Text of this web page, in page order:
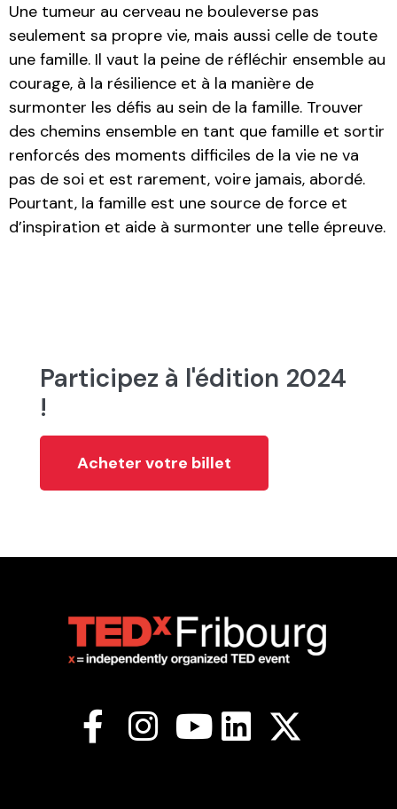
Une tumeur au cerveau ne bouleverse pas
seulement sa propre vie, mais aussi celle de toute
une famille. Il vaut la peine de réfléchir ensemble au
courage, à la résilience et à la manière de
surmonter les défis au sein de la famille. Trouver
des chemins ensemble en tant que famille et sortir
renforcés des moments difficiles de la vie ne va
pas de soi et est rarement, voire jamais, abordé.
Pourtant, la famille est une source de force et
d’inspiration et aide à surmonter une telle épreuve.
Participez à l'édition 2024
!
Acheter votre billet